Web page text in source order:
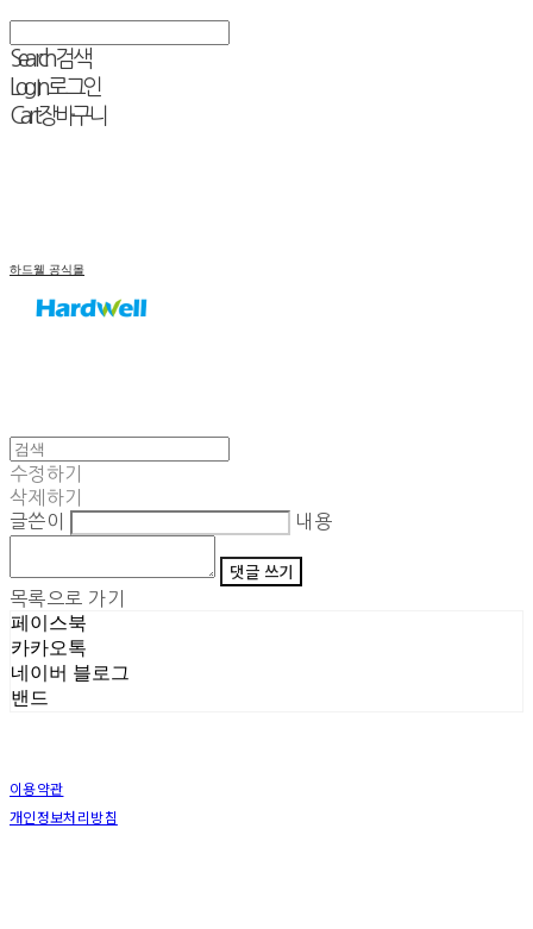
Search검색
Log In로그인
Cart장바구니
하드웰 공식몰
수정하기
삭제하기
글쓴이
내용
댓글 쓰기
목록으로 가기
페이스북
카카오톡
네이버 블로그
밴드
이용약관
개인정보처리방침